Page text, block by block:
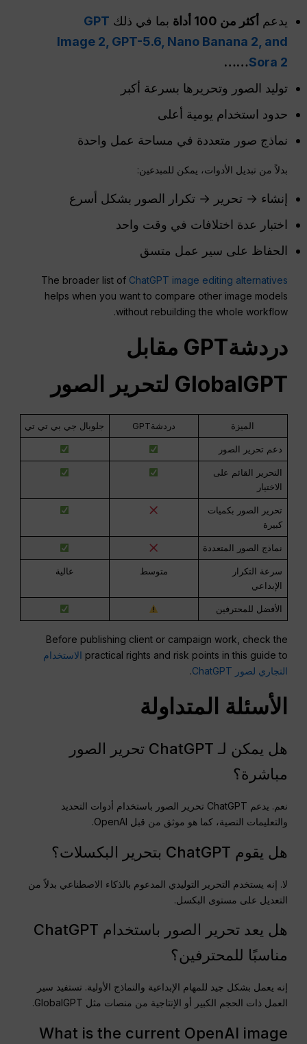
يدعمأكثر من 100 أداة بما في ذلك GPT
Image 2, GPT-5.6, Nano Banana 2, and
Sora 2
……
توليد الصور وتحريرها بسرعة أكبر
حدود استخدام يومية أعلى
نماذج صور متعددة في مساحة عمل واحدة
بدلاً من تبديل الأدوات، يمكن للمبدعين:
إنشاء → تحرير → تكرار الصور بشكل أسرع
اختبار عدة اختلافات في وقت واحد
الحفاظ على سير عمل متسق
The broader list of ChatGPT image editing alternatives
helps when you want to compare other image models
without rebuilding the whole workflow.
دردشةGPT
مقابل
GlobalGPT لتحرير الصور
الميزة دردشةGPT جلوبال جي بي تي تي
دعم تحرير الصور
التحرير القائم على
الاختيار
تحرير الصور بكميات
كبيرة
نماذج الصور المتعددة
سرعة التكرار
الإبداعي
متوسط عالية
الأفضل للمحترفين
Before publishing client or campaign work, check the
practical rights and risk points in this guide to الاستخدام
التجاري لصور ChatGPT
.
الأسئلة المتداولة
هل يمكن لـ ChatGPT تحرير الصور
مباشرة؟
نعم. يدعم ChatGPT تحرير الصور باستخدام أدوات التحديد
والتعليمات النصية، كما هو موثق من قبل OpenAI.
هل يقوم ChatGPT بتحرير البكسلات؟
لا. إنه يستخدم التحرير التوليدي المدعوم بالذكاء الاصطناعي بدلاً من
التعديل على مستوى البكسل.
هل يعد تحرير الصور باستخدام ChatGPT
مناسبًا للمحترفين؟
إنه يعمل بشكل جيد للمهام الإبداعية والنماذج الأولية. تستفيد سير
العمل ذات الحجم الكبير أو الإنتاجية من منصات مثل GlobalGPT.
What is the current OpenAI image